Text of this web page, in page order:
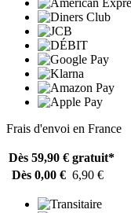
Frais d'envoi en France
Dès 59,90 € gratuit*
Dès 0,00 € 6,90 €